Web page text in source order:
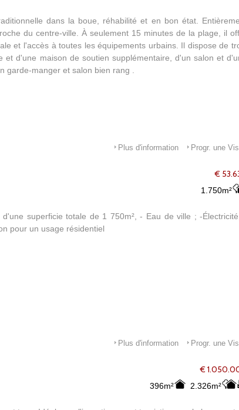
dans la boue, réhabilité et en bon état.
du centre-ville. À seulement 15 minutes de la plage, il
et l'accès à toutes les équipements urbains. Il dispose de
et d'une maison de soutien supplémentaire, d'un salon et
garde-manger et salon bien rang .
Progr. une
Plus d'information
€
1.750m²
superficie totale de 1 750m², - Eau de ville ; -
pour un usage résidentiel
Progr. une
Plus d'information
€
396m²
2.326m²